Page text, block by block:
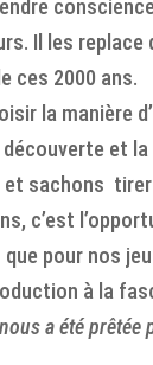
Il les
ces 2000 ans.
la manière
découverte et
et sachons
c’est
que pour nos
à la
a été prêtée